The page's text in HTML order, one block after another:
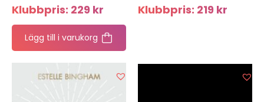
Klubbpris: 229 kr
Lägg till i varukorg
Klubbpris: 219 kr